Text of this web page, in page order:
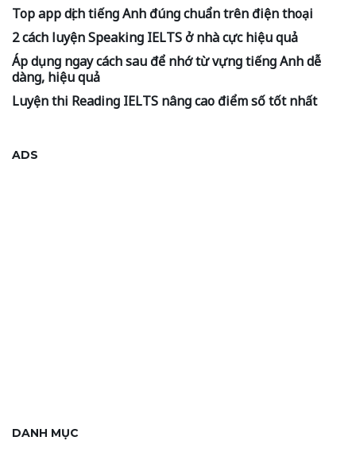
Top app dịch tiếng Anh đúng chuẩn trên điện thoại
2 cách luyện Speaking IELTS ở nhà cực hiệu quả
Áp dụng ngay cách sau để nhớ từ vựng tiếng Anh dễ
dàng, hiệu quả
Luyện thi Reading IELTS nâng cao điểm số tốt nhất
ADS
DANH MỤC